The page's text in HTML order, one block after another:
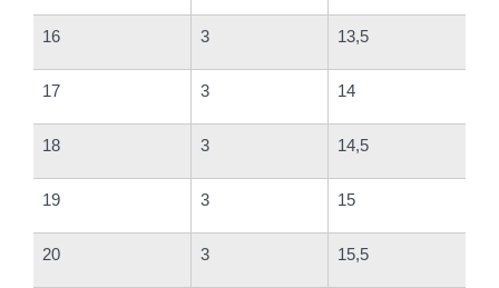
16 3 13,5
17 3 14
18 3 14,5
19 3 15
20 3 15,5